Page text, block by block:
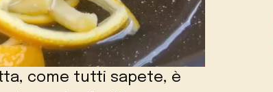
come tutti sapete, è